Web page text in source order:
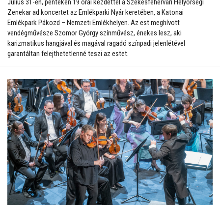
Zenekar ad koncertet az Emlékparki Nyár keretében, a Katonai
Emlékpark Pákozd – Nemzeti Emlékhelyen. Az est meghívott
vendégművésze Szomor György színművész, énekes lesz, aki
karizmatikus hangjával és magával ragadó színpadi jelenlétével
garantáltan felejthetetlenné teszi az estet.